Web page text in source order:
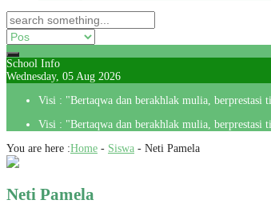
School Info
Wednesday, 05 Aug 2026
Visi : "Bertaqwa dan berakhlak mulia, berprestasi
Visi : "Bertaqwa dan berakhlak mulia, berprestasi
You are here :Home - Siswa - Neti Pamela
Neti Pamela